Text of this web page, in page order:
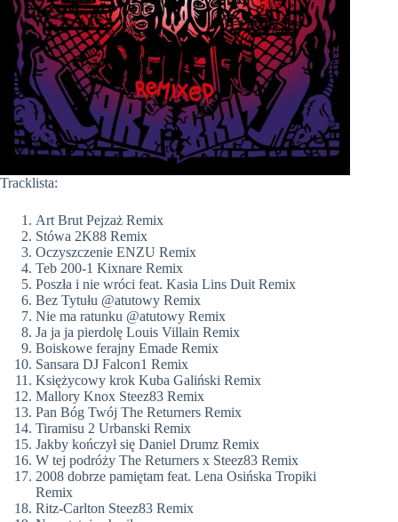
Tracklista:
Art Brut Pejzaż Remix
Stówa 2K88 Remix
Oczyszczenie ENZU Remix
Teb 200-1 Kixnare Remix
Poszła i nie wróci feat. Kasia Lins Duit Remix
Bez Tytułu @atutowy Remix
Nie ma ratunku @atutowy Remix
Ja ja ja pierdolę Louis Villain Remix
Boiskowe ferajny Emade Remix
Sansara DJ Falcon1 Remix
Księżycowy krok Kuba Galiński Remix
Mallory Knox Steez83 Remix
Pan Bóg Twój The Returners Remix
Tiramisu 2 Urbanski Remix
Jakby kończył się Daniel Drumz Remix
W tej podróży The Returners x Steez83 Remix
2008 dobrze pamiętam feat. Lena Osińska Tropiki
Remix
Ritz-Carlton Steez83 Remix